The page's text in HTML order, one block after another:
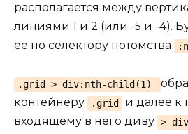
располагается между
линиями 1 и 2 (или -5 и -4).
ее по селектору потомства
.grid > div:nth-child(1)
контейнеру
.grid
и далее к
входящему в него диву >